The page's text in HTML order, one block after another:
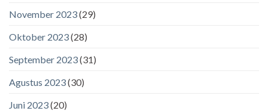
November 2023(29)
Oktober 2023(28)
September 2023(31)
Agustus 2023(30)
Juni 2023(20)